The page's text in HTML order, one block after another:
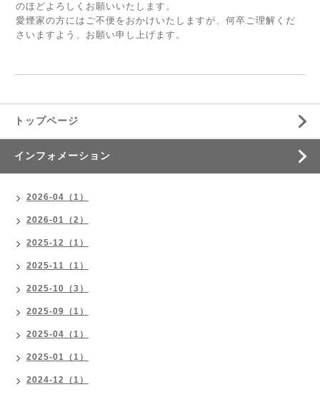
のほどよろしくお願いいたします。
愛煙家の方にはご不便をおかけいたしますが、何卒ご理解くだ
さいますよう、お願い申し上げます。
トップページ
インフォメーション
2026-04（1）
2026-01（2）
2025-12（1）
2025-11（1）
2025-10（3）
2025-09（1）
2025-04（1）
2025-01（1）
2024-12（1）